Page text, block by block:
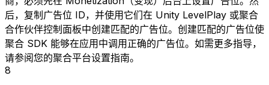
后，复制广告位 ID，并使用它们在 Unity LevelPlay 或聚合
合作伙伴控制面板中创建匹配的广告位。创建匹配的广告位使
聚合 SDK 能够在应用中调用正确的广告位。如需更多指导，
请参阅您的聚合平台设置指南。
8